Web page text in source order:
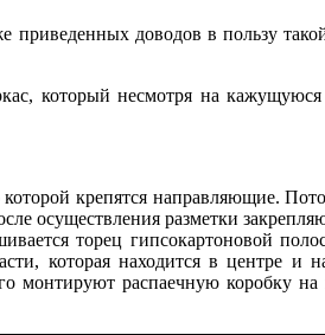
доводов в пользу
который несмотря на
крепятся направляющие.
осуществления разметки
торец гипсокартоновой
которая находится в центре и
монтируют распаечную коробку